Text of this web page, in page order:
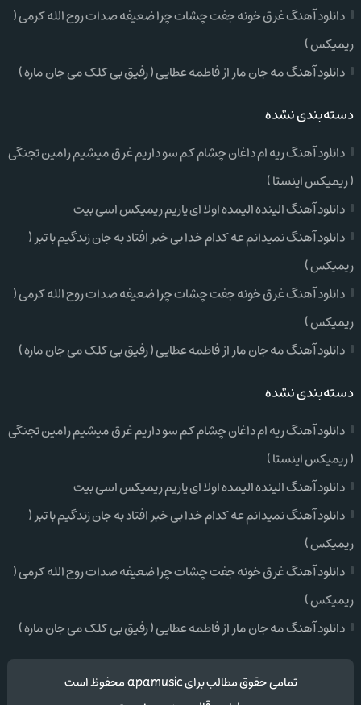
دانلود آهنگ غرق خونه جفت چشات چرا ضعیفه صدات روح الله کرمی (
ریمیکس )
دانلود آهنگ مه جان مار از فاطمه عطایی ( رفیق بی کلک می جان ماره )
دسته‌بندی نشده
دانلود آهنگ ریه ام داغان چشام کم سو داریم غرق میشیم رامین تجنگی
( ریمیکس اینستا )
دانلود آهنگ الینده الیمده اولا ای یاریم ریمیکس اسی بیت
دانلود آهنگ نمیدانم عه کدام خدا بی خبر افتاد به جان زندگیم با تبر (
ریمیکس )
دانلود آهنگ غرق خونه جفت چشات چرا ضعیفه صدات روح الله کرمی (
ریمیکس )
دانلود آهنگ مه جان مار از فاطمه عطایی ( رفیق بی کلک می جان ماره )
دسته‌بندی نشده
دانلود آهنگ ریه ام داغان چشام کم سو داریم غرق میشیم رامین تجنگی
( ریمیکس اینستا )
دانلود آهنگ الینده الیمده اولا ای یاریم ریمیکس اسی بیت
دانلود آهنگ نمیدانم عه کدام خدا بی خبر افتاد به جان زندگیم با تبر (
ریمیکس )
دانلود آهنگ غرق خونه جفت چشات چرا ضعیفه صدات روح الله کرمی (
ریمیکس )
دانلود آهنگ مه جان مار از فاطمه عطایی ( رفیق بی کلک می جان ماره )
تمامی حقوق مطالب برای apamusic محفوظ است